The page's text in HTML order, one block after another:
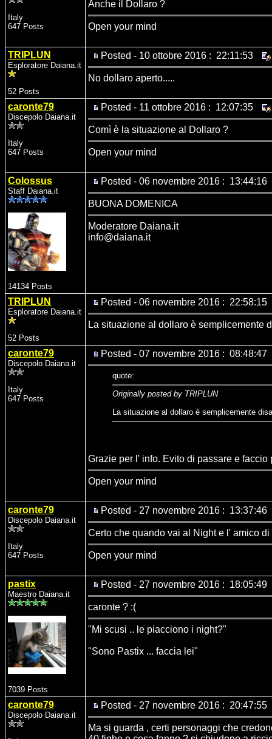
Italy
647 Posts
Anche il Dollaro ?
Open your mind
TRIPLUN
Esploratore Daiana.it
52 Posts
Posted - 10 ottobre 2016 : 22:11:53
No dollaro aperto.....
caronte79
Discepolo Daiana.it
Italy
647 Posts
Posted - 11 ottobre 2016 : 12:07:35
Comì è la situazione al Dollaro ?
Open your mind
Colossus
Staff Daiana.it
14134 Posts
Posted - 06 novembre 2016 : 13:44:16
BUONA DOMENICA
Moderatore Daiana.it
info@daiana.it
TRIPLUN
Esploratore Daiana.it
52 Posts
Posted - 06 novembre 2016 : 22:58:15
La situazione al dollaro è semplicemente
caronte79
Discepolo Daiana.it
Italy
647 Posts
Posted - 07 novembre 2016 : 08:48:47
quote:
Originally posted by TRIPLUN
La situazione al dollaro è semplicemente
Grazie per l' info. Evito di passare e faccio
Open your mind
caronte79
Discepolo Daiana.it
Italy
647 Posts
Posted - 27 novembre 2016 : 13:37:46
Certo che quando vai al Night e l' amico
Open your mind
pastix
Maestro Daiana.it
7039 Posts
Posted - 27 novembre 2016 : 18:05:49
caronte ? :(
"Mi scusi .. le piacciono i night?"
"Sono Pastix ... faccia lei"
caronte79
Discepolo Daiana.it
Posted - 27 novembre 2016 : 20:47:55
Ma si guarda , certi personaggi che